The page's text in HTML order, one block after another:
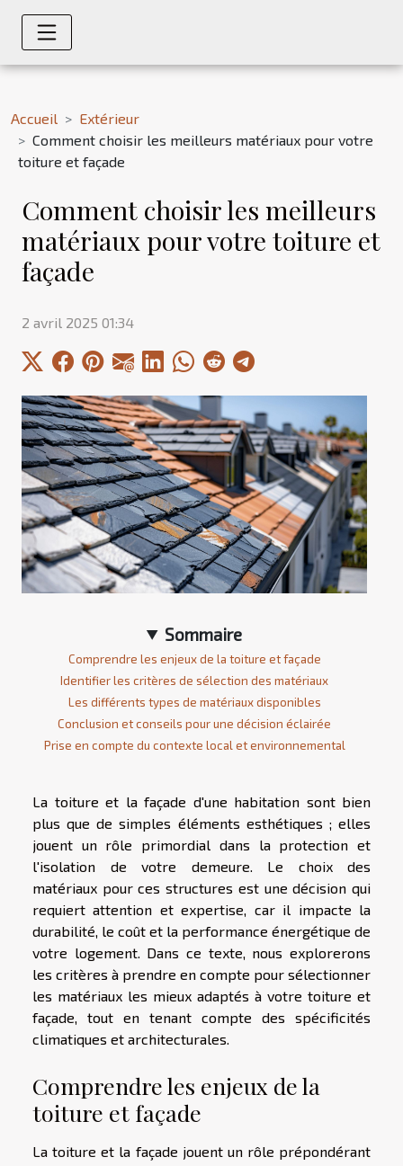
Accueil
Extérieur
Comment choisir les meilleurs matériaux pour votre
toiture et façade
Comment choisir les meilleurs
matériaux pour votre toiture et
façade
2 avril 2025 01:34
Sommaire
Comprendre les enjeux de la toiture et façade
Identifier les critères de sélection des matériaux
Les différents types de matériaux disponibles
Conclusion et conseils pour une décision éclairée
Prise en compte du contexte local et environnemental
La toiture et la façade d'une habitation sont bien
plus que de simples éléments esthétiques ; elles
jouent un rôle primordial dans la protection et
l'isolation de votre demeure. Le choix des
matériaux pour ces structures est une décision qui
requiert attention et expertise, car il impacte la
durabilité, le coût et la performance énergétique de
votre logement. Dans ce texte, nous explorerons
les critères à prendre en compte pour sélectionner
les matériaux les mieux adaptés à votre toiture et
façade, tout en tenant compte des spécificités
climatiques et architecturales.
Comprendre les enjeux de la
toiture et façade
La toiture et la façade jouent un rôle prépondérant